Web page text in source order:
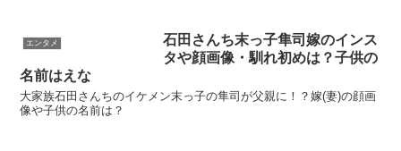
エンタメ
石田さんち末っ子隼司嫁のインス
タや顔画像・馴れ初めは？子供の
名前はえな
大家族石田さんちのイケメン末っ子の隼司が父親に！？嫁(妻)の顔画
像や子供の名前は？